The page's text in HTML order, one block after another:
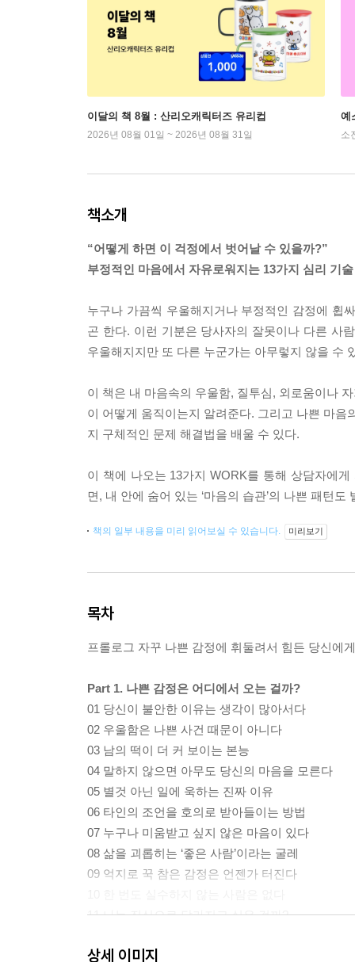
이달의 책 8월 : 산리오캐릭터즈 유리컵
2026년 08월 01일 ~ 2026년 08월 31일
예
소
책소개
“어떻게 하면 이 걱정에서 벗어날 수 있을까?”
부정적인 마음에서 자유로워지는 13가지 심리 기술
누구나 가끔씩 우울해지거나 부정적인 감정에 휩
곤 한다. 이런 기분은 당사자의 잘못이나 다른 사
우울해지지만 또 다른 누군가는 아무렇지 않을 수
이 책은 내 마음속의 우울함, 질투심, 외로움이나
이 어떻게 움직이는지 알려준다. 그리고 나쁜 마
지 구체적인 문제 해결법을 배울 수 있다.
이 책에 나오는 13가지 WORK를 통해 상담자에
면, 내 안에 숨어 있는 ‘마음의 습관’의 나쁜 패턴
책의 일부 내용을 미리 읽어보실 수 있습니다. 미리보기
목차
프롤로그 자꾸 나쁜 감정에 휘둘려서 힘든 당신에게
Part 1. 나쁜 감정은 어디에서 오는 걸까?
01 당신이 불안한 이유는 생각이 많아서다
02 우울함은 나쁜 사건 때문이 아니다
03 남의 떡이 더 커 보이는 본능
04 말하지 않으면 아무도 당신의 마음을 모른다
05 별것 아닌 일에 욱하는 진짜 이유
06 타인의 조언을 호의로 받아들이는 방법
07 누구나 미움받고 싶지 않은 마음이 있다
08 삶을 괴롭히는 ‘좋은 사람’이라는 굴레
09 억지로 꾹 참은 감정은 언젠가 터진다
11 나는 진심으로 달라지고 싶은 걸까?
Part 2. 나쁜 감정 스스로 정리법
상세 이미지